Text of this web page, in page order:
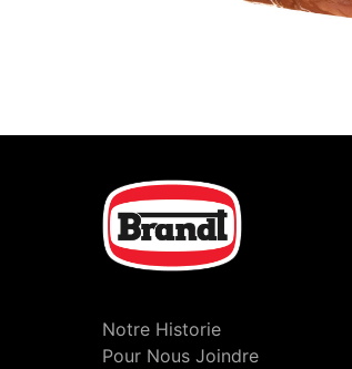
Notre Historie
Pour Nous Joindre